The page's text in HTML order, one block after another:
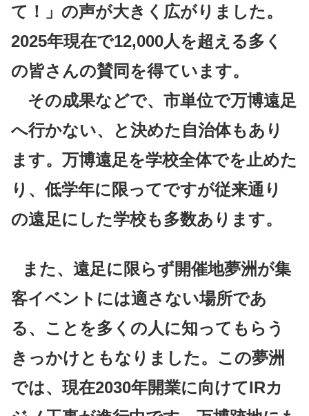
て！」の声が大きく広がりました。
2025年現在で12,000人を超える多く
の皆さんの賛同を得ています。
その成果などで、市単位で万博遠足
へ行かない、と決めた自治体もあり
ます。万博遠足を学校全体でを止めた
り、低学年に限ってですが従来通り
の遠足にした学校も多数あります。
また、遠足に限らず開催地夢洲が集
客イベントには適さない場所であ
る、ことを多くの人に知ってもらう
きっかけともなりました。この夢洲
では、現在2030年開業に向けてIRカ